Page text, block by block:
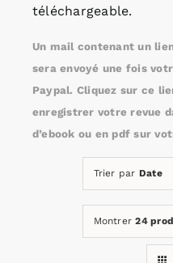
Kiosque
Annonces emploi
téléchargeable.
Un mail contenant un
sera envoyé une fois
Paypal. Cliquez sur ce
enregistrer votre revue
d’ebook ou en pdf sur
Trier par Date
Montrer24